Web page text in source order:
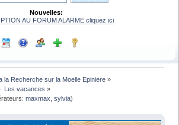
Nouvelles:
AU FORUM ALARME cliquez ici
la Recherche sur la Moelle Epiniere »
Les vacances »
maxmax ,sylvia)